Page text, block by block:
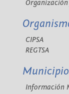
Organización
CIPSA
REGTSA
Información